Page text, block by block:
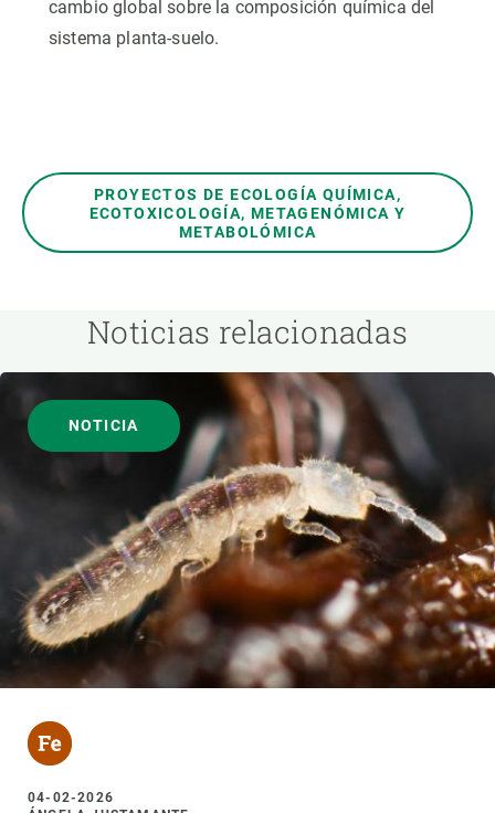
cambio global sobre la composición química del
sistema planta-suelo.
PROYECTOS DE ECOLOGÍA QUÍMICA,
ECOTOXICOLOGÍA, METAGENÓMICA Y
METABOLÓMICA
Noticias relacionadas
NOTICIA
04-02-2026